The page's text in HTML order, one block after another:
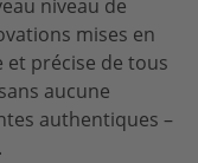
niveau de
mises en
précise de tous
aucune
authentiques –